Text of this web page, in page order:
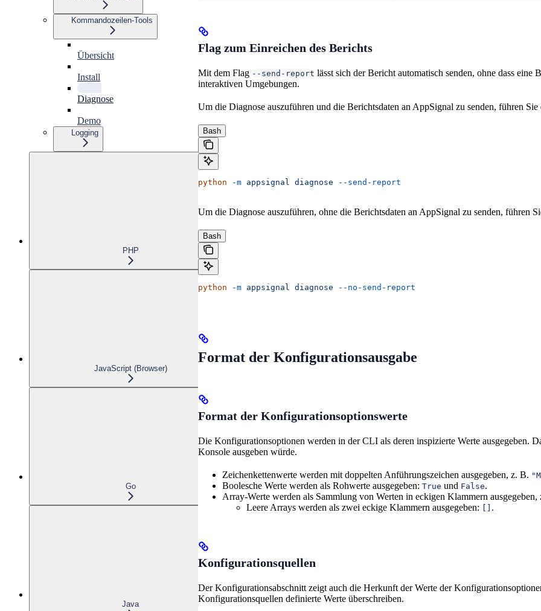
Kommandozeilen-Tools
Übersicht
Install
Diagnose
Demo
Logging
PHP
JavaScript (Browser)
Go
Java
Flag zum Einreichen des Berichts
Mit dem Flag --send-report lässt sich der Bericht automatisch senden, ohne dass
interaktiven Umgebungen.
Um die Diagnose auszuführen und die Berichtsdaten an AppSignal zu senden, führen
Bash
python -m appsignal diagnose --send-report
Um die Diagnose auszuführen, ohne die Berichtsdaten an AppSignal zu senden, führen
Bash
python -m appsignal diagnose --no-send-report
Format der Konfigurationsausgabe
Format der Konfigurationsoptionswerte
Die Konfigurationsoptionen werden in der CLI als deren inspizierte Werte ausgegeben.
Konsole ausgeben würde.
Zeichenkettenwerte werden mit doppelten Anführungszeichen ausgegeben, z. B.
Boolesche Werte werden als Rohwerte ausgegeben: True und False.
Array-Werte werden als Sammlung von Werten in eckigen Klammern ausgegeben,
Leere Arrays werden als zwei eckige Klammern ausgegeben:
.
Konfigurationsquellen
Der Konfigurationsabschnitt zeigt auch die Herkunft der Werte der
Konfigurationsquellen definierte Werte überschreiben.